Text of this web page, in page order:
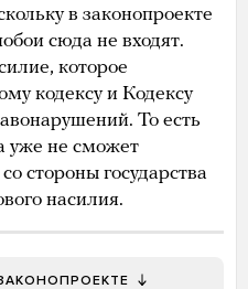
в законопроекте
сюда не входят.
которое
кодексу и Кодексу
То есть
уже не сможет
стороны государства
насилия.